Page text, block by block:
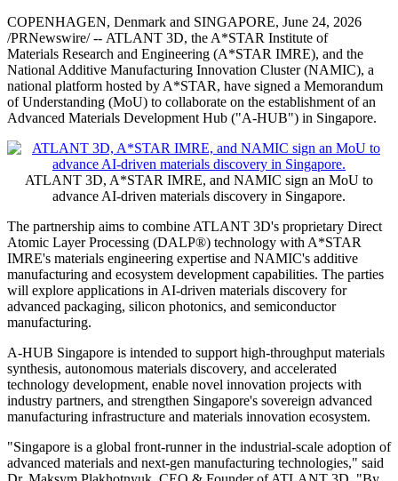
COPENHAGEN, Denmark and SINGAPORE, June 24, 2026
/PRNewswire/ -- ATLANT 3D, the A*STAR Institute of
Materials Research and Engineering (A*STAR IMRE), and the
National Additive Manufacturing Innovation Cluster (NAMIC), a
national platform hosted by A*STAR, have signed a Memorandum
of Understanding (MoU) to collaborate on the establishment of an
Advanced Materials Development Hub ("A-HUB") in Singapore.
ATLANT 3D, A*STAR IMRE, and NAMIC sign an MoU to
advance AI-driven materials discovery in Singapore.
The partnership aims to combine ATLANT 3D's proprietary Direct
Atomic Layer Processing (DALP®) technology with A*STAR
IMRE's materials engineering expertise and NAMIC's additive
manufacturing and ecosystem development capabilities. The parties
will explore applications in AI-driven materials discovery for
advanced packaging, silicon photonics, and semiconductor
manufacturing.
A-HUB Singapore is intended to support high-throughput materials
synthesis, autonomous materials discovery, and accelerated
technology development, enable novel innovation projects with
industry partners, and strengthen Singapore's sovereign advanced
manufacturing infrastructure and materials innovation ecosystem.
"Singapore is a global front-runner in the industrial-scale adoption of
advanced materials and next-gen manufacturing technologies," said